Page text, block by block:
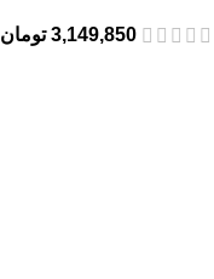
3,149,850 تومان